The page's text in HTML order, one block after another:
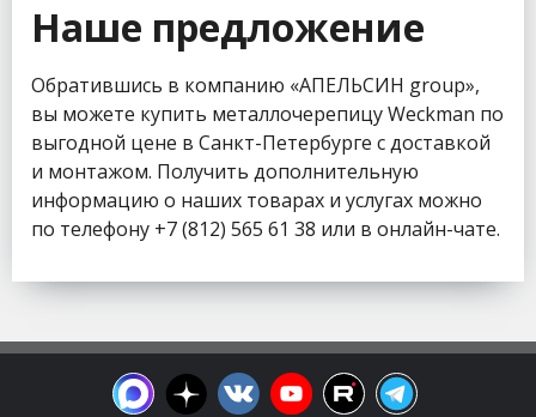
Наше предложение
Обратившись в компанию «АПЕЛЬСИН group»,
вы можете купить металлочерепицу Weckman по
выгодной цене в Санкт-Петербурге с доставкой
и монтажом. Получить дополнительную
информацию о наших товарах и услугах можно
по телефону +7 (812) 565 61 38 или в онлайн-чате.